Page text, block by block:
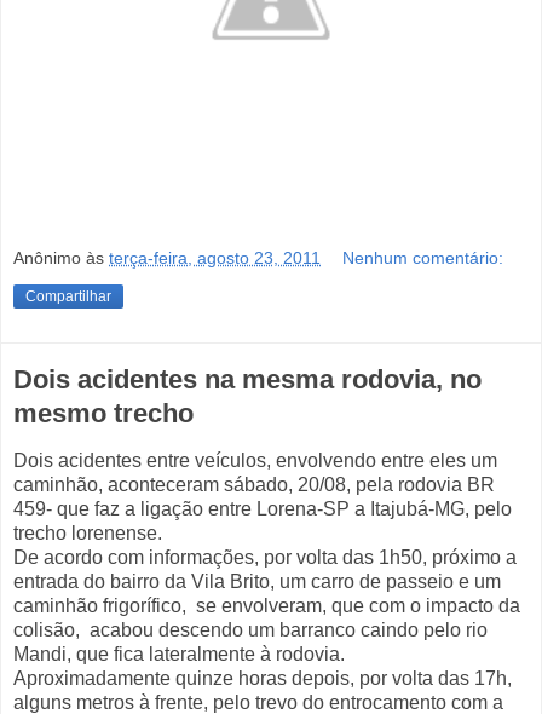
Anônimo às terça-feira, agosto 23, 2011 Nenhum comentário:
Compartilhar
Dois acidentes na mesma rodovia, no
mesmo trecho
Dois acidentes entre veículos, envolvendo entre eles um
caminhão, aconteceram sábado, 20/08, pela rodovia BR
459- que faz a ligação entre Lorena-SP a Itajubá-MG, pelo
trecho lorenense.
De acordo com informações, por volta das 1h50, próximo a
entrada do bairro da Vila Brito, um carro de passeio e um
caminhão frigorífico, se envolveram, que com o impacto da
colisão, acabou descendo um barranco caindo pelo rio
Mandi, que fica lateralmente à rodovia.
Aproximadamente quinze horas depois, por volta das 17h,
alguns metros à frente, pelo trevo do entrocamento com a